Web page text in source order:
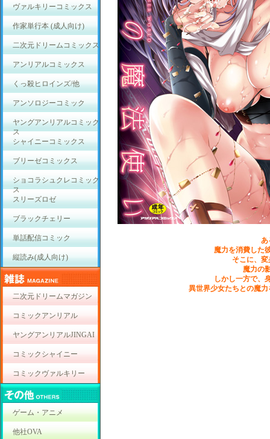
ヴァルキリーコミックス
作家単行本 (成人向け)
二次元ドリームコミックス
アンリアルコミックス
くっ殺ヒロインズ/他
アンソロジーコミック
ヤングアンリアルコミック
ス
シャイニーコミックス
ブリーゼコミックス
ショコラシュクレコミック
ス
スリーズロゼ
ブラックチェリー
単話配信コミック
縦読み(成人向け)
二次元ドリームマガジン
コミックアンリアル
ヤングアンリアルJINGAI
コミックシャイニー
コミックヴァルキリー
ゲーム・アニメ
他社OVA
あ
魔力を消費した
そこに、
魔力の
しかし一方で、
異世界少女たちとの魔